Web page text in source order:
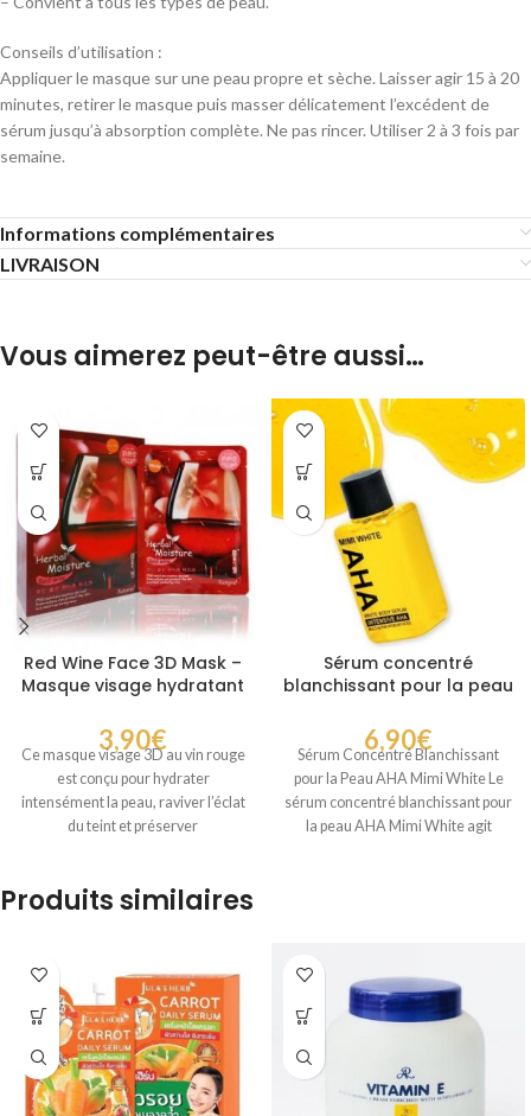
Conseils d’utilisation :
Appliquer le masque sur une peau propre et sèche. Laisser agir 15 à 20
minutes, retirer le masque puis masser délicatement l’excédent de
sérum jusqu’à absorption complète. Ne pas rincer. Utiliser 2 à 3 fois par
semaine.
Informations complémentaires
LIVRAISON
Vous aimerez peut-être aussi…
Red Wine Face 3D Mask –
Masque visage hydratant
3,90€
Ce masque visage 3D au vin rouge
est conçu pour hydrater
intensément la peau, raviver l’éclat
du teint et préserver
Sérum concentré
blanchissant pour la peau
6,90€
Sérum Concentré Blanchissant
pour la Peau AHA Mimi White Le
sérum concentré blanchissant pour
la peau AHA Mimi White agit
Produits similaires